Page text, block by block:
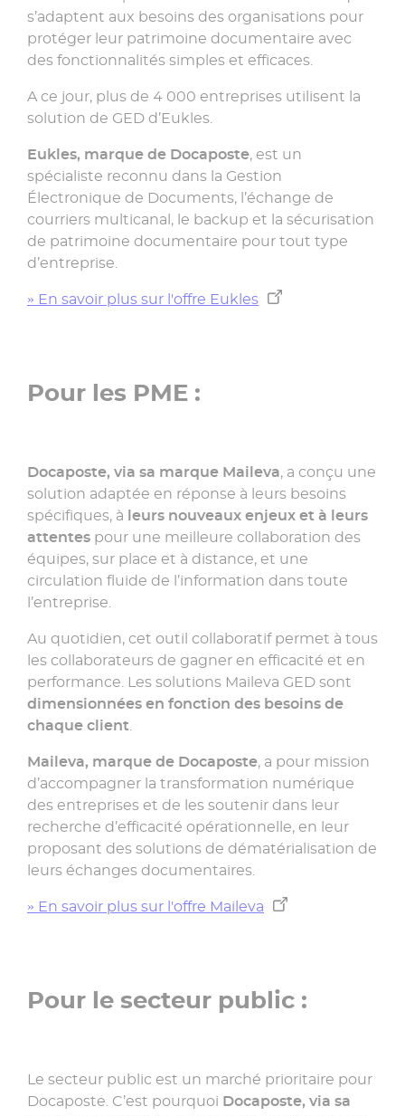
s’adaptent aux besoins des organisations pour
protéger leur patrimoine documentaire avec
des fonctionnalités simples et efficaces.
A ce jour, plus de 4 000 entreprises utilisent la
solution de GED d’Eukles.
Eukles, marque de Docaposte, est un
spécialiste reconnu dans la Gestion
Électronique de Documents, l’échange de
courriers multicanal, le backup et la sécurisation
de patrimoine documentaire pour tout type
d’entreprise.
» En savoir plus sur l'offre Eukles
Pour les PME :
Docaposte, via sa marque Maileva, a conçu une
solution adaptée en réponse à leurs besoins
spécifiques, à leurs nouveaux enjeux et à leurs
attentes pour une meilleure collaboration des
équipes, sur place et à distance, et une
circulation fluide de l’information dans toute
l’entreprise.
Au quotidien, cet outil collaboratif permet à tous
les collaborateurs de gagner en efficacité et en
performance. Les solutions Maileva GED sont
dimensionnées en fonction des besoins de
chaque client.
Maileva, marque de Docaposte, a pour mission
d’accompagner la transformation numérique
des entreprises et de les soutenir dans leur
recherche d’efficacité opérationnelle, en leur
proposant des solutions de dématérialisation de
leurs échanges documentaires.
» En savoir plus sur l'offre Maileva
Pour le secteur public :
Le secteur public est un marché prioritaire pour
Docaposte. C’est pourquoi Docaposte, via sa